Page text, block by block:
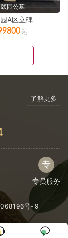
园公墓
A区立碑
了解更多
专
专员服务
号-9